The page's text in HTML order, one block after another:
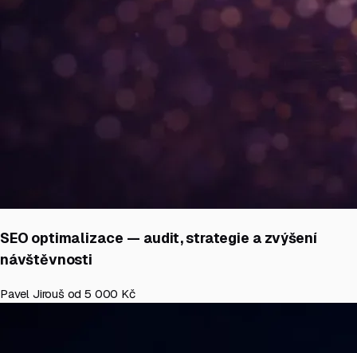
SEO optimalizace — audit, strategie a zvýšení
návštěvnosti
Pavel Jirouš od 5 000 Kč